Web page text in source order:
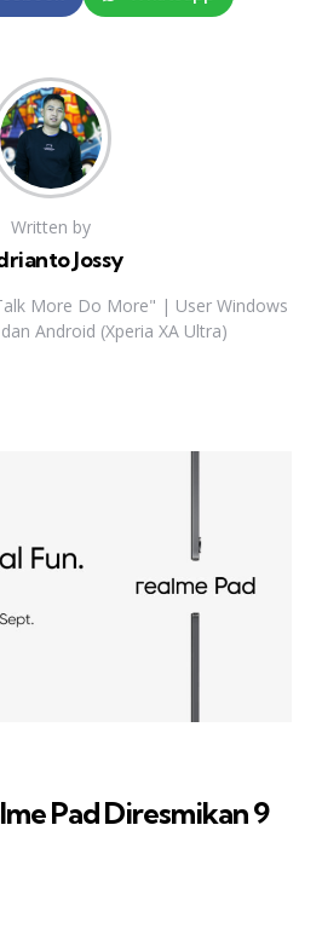
Written by
Jossy
More Do More" | User Windows
Android (Xperia XA Ultra)
Pad Diresmikan 9